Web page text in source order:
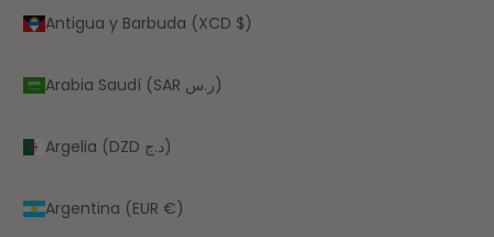
Antigua y Barbuda (XCD $)
Arabia Saudí (SAR ر.س)
Argelia (DZD د.ج)
Argentina (EUR €)